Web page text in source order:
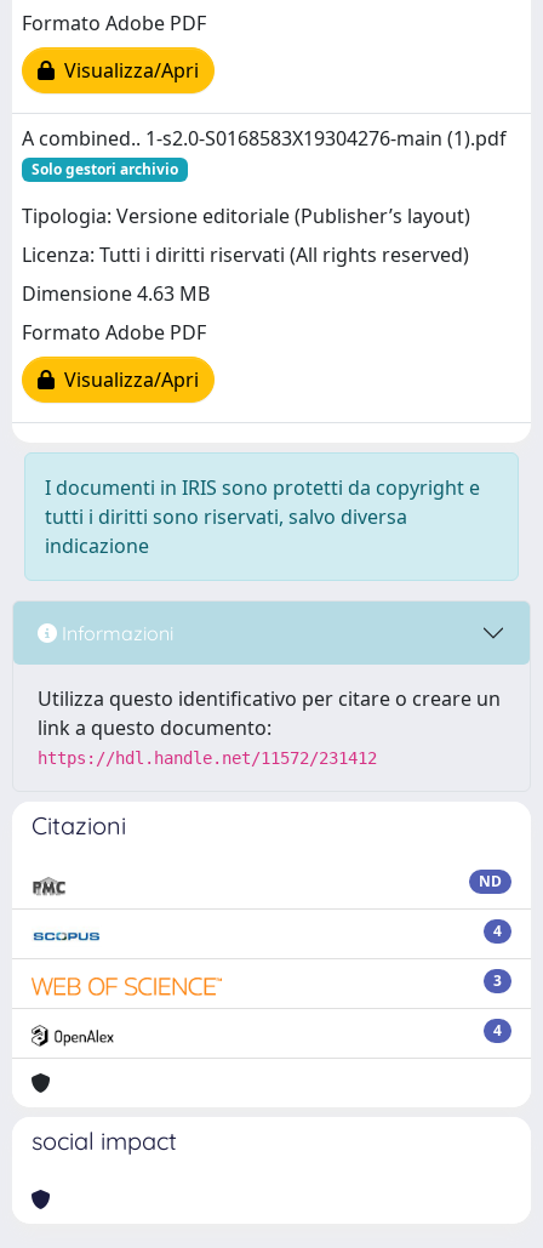
Formato Adobe PDF
Visualizza/Apri
A combined.. 1-s2.0-S0168583X19304276-main (1).pdf
Solo gestori archivio
Tipologia: Versione editoriale (Publisher’s layout)
Licenza: Tutti i diritti riservati (All rights reserved)
Dimensione 4.63 MB
Formato Adobe PDF
Visualizza/Apri
I documenti in IRIS sono protetti da copyright e
tutti i diritti sono riservati, salvo diversa
indicazione
Informazioni
Utilizza questo identificativo per citare o creare un
link a questo documento:
https://hdl.handle.net/11572/231412
Citazioni
ND
4
3
4
social impact